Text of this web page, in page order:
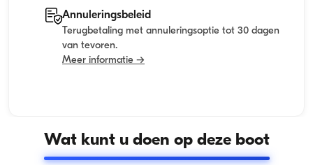
Annuleringsbeleid
Terugbetaling met annuleringsoptie tot 30 dagen
van tevoren.
Meer informatie →
Wat kunt u doen op deze boot